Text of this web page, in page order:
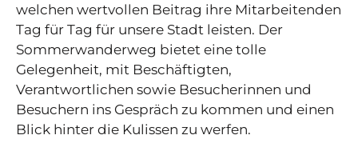
welchen wertvollen Beitrag ihre Mitarbeitenden
Tag für Tag für unsere Stadt leisten. Der
Sommerwanderweg bietet eine tolle
Gelegenheit, mit Beschäftigten,
Verantwortlichen sowie Besucherinnen und
Besuchern ins Gespräch zu kommen und einen
Blick hinter die Kulissen zu werfen.